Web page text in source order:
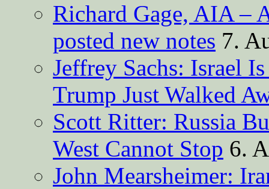
Richard Gage, AIA –
posted new notes 7.
Jeffrey Sachs: Israel
Trump Just Walked
Scott Ritter: Russia
West Cannot Stop 6.
John Mearsheimer: